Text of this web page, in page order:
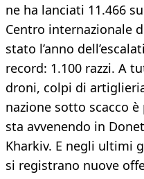
ne ha lanciati 11.466
Centro internazionale
stato l’anno
record: 1.100 razzi. A
droni, colpi di
nazione sotto scacco
sta avvenendo in
Kharkiv. E negli ultimi
si registrano nuove